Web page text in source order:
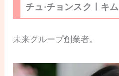
チュ·チョンスクㅣキ
未来グループ創業者。